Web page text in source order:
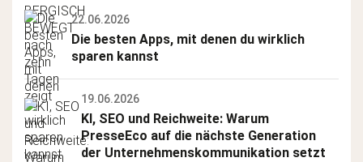
22.06.2026
Die besten Apps, mit denen du wirklich
sparen kannst
19.06.2026
KI, SEO und Reichweite: Warum
PresseEco auf die nächste Generation
der Unternehmenskommunikation setzt